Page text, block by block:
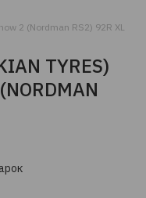
2 (Nordman RS2) 92R XL
TYRES)